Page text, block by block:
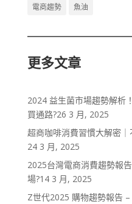
電商趨勢
魚油
更多文章
2024 益生菌市場趨勢解析
買通路?26 3 月, 2025
超商咖啡消費習慣大解密
24 3 月, 2025
2025台灣電商消費趨勢報
場?14 3 月, 2025
Z世代2025 購物趨勢報告